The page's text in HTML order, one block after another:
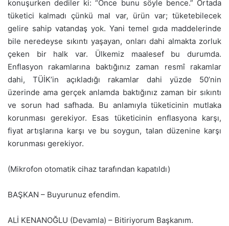
konuşurken dediler ki: “Önce bunu söyle bence.” Ortada
tüketici kalmadı çünkü mal var, ürün var; tüketebilecek
gelire sahip vatandaş yok. Yani temel gıda maddelerinde
bile neredeyse sıkıntı yaşayan, onları dahi almakta zorluk
çeken bir halk var. Ülkemiz maalesef bu durumda.
Enflasyon rakamlarına baktığınız zaman resmî rakamlar
dahi, TÜİK’in açıkladığı rakamlar dahi yüzde 50’nin
üzerinde ama gerçek anlamda baktığınız zaman bir sıkıntı
ve sorun had safhada. Bu anlamıyla tüketicinin mutlaka
korunması gerekiyor. Esas tüketicinin enflasyona karşı,
fiyat artışlarına karşı ve bu soygun, talan düzenine karşı
korunması gerekiyor.
(Mikrofon otomatik cihaz tarafından kapatıldı)
BAŞKAN – Buyurunuz efendim.
ALİ KENANOĞLU (Devamla) – Bitiriyorum Başkanım.